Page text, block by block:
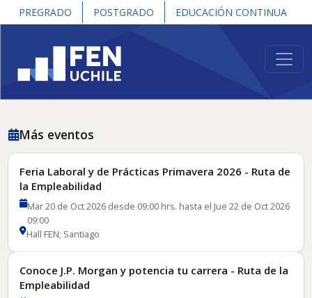
PREGRADO POSTGRADO EDUCACIÓN CONTINUA
Más eventos
Feria Laboral y de Prácticas Primavera 2026 - Ruta de
la Empleabilidad
Mar 20 de Oct 2026 desde 09:00 hrs. hasta el Jue 22 de Oct 2026
09:00
Hall FEN; Santiago
Conoce J.P. Morgan y potencia tu carrera - Ruta de la
Empleabilidad